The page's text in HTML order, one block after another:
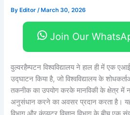
By Editor/ March 30, 2026
Join Our
वुल्वरहैम्पटन विश्वविद्यालय ने हाल ही में एक
उद्घाटन किया है, जो विश्वविद्यालय के
तकनीक का उपयोग करके मानविकी के क्षेत्र में
अनुसंधान करने का अवसर प्रदान करता है। यह